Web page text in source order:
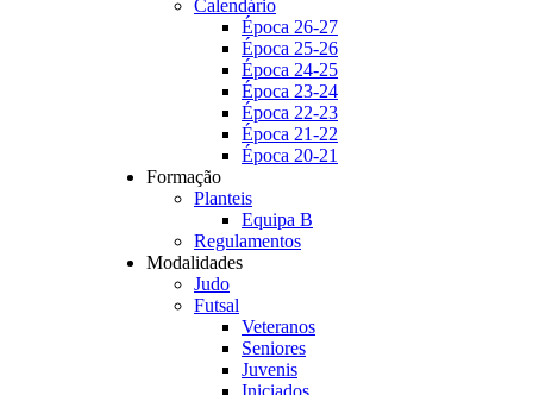
Calendário
Época 26-27
Época 25-26
Época 24-25
Época 23-24
Época 22-23
Época 21-22
Época 20-21
Formação
Planteis
Equipa B
Regulamentos
Modalidades
Judo
Futsal
Veteranos
Seniores
Juvenis
Iniciados